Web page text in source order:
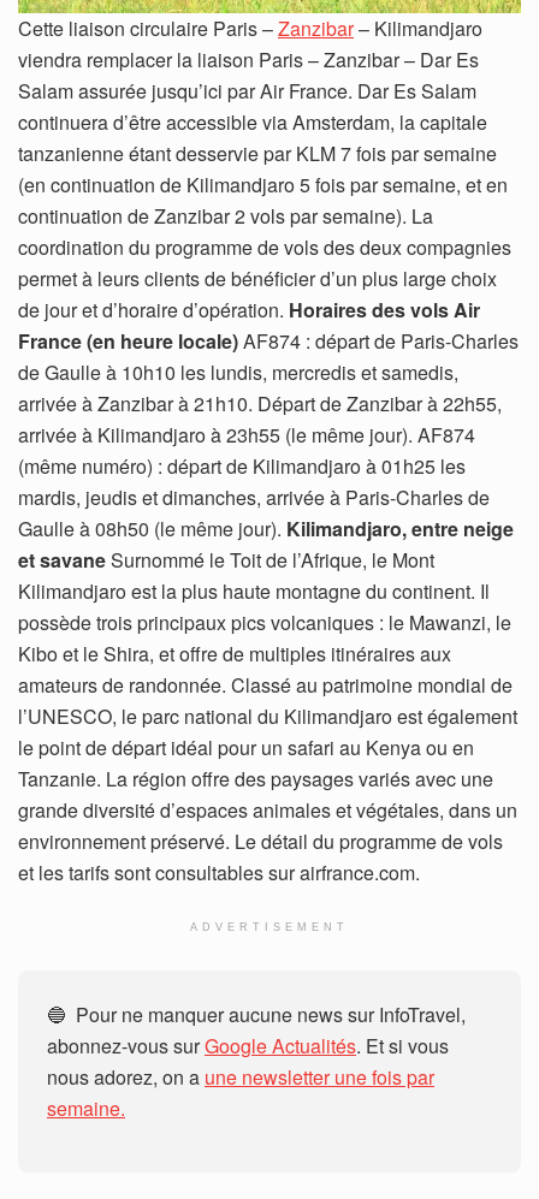
Cette liaison circulaire Paris –Zanzibar– Kilimandjaro
viendra remplacer la liaison Paris – Zanzibar – Dar Es
Salam assurée jusqu’ici par Air France. Dar Es Salam
continuera d’être accessible via Amsterdam, la capitale
tanzanienne étant desservie par KLM 7 fois par semaine
(en continuation de Kilimandjaro 5 fois par semaine, et en
continuation de Zanzibar 2 vols par semaine). La
coordination du programme de vols des deux compagnies
permet à leurs clients de bénéficier d’un plus large choix
de jour et d’horaire d’opération. Horaires des vols Air
France (en heure locale)AF874 : départ de Paris-Charles
de Gaulle à 10h10 les lundis, mercredis et samedis,
arrivée à Zanzibar à 21h10. Départ de Zanzibar à 22h55,
arrivée à Kilimandjaro à 23h55 (le même jour). AF874
(même numéro) : départ de Kilimandjaro à 01h25 les
mardis, jeudis et dimanches, arrivée à Paris-Charles de
Gaulle à 08h50 (le même jour). Kilimandjaro, entre neige
et savaneSurnommé le Toit de l’Afrique, le Mont
Kilimandjaro est la plus haute montagne du continent. Il
possède trois principaux pics volcaniques : le Mawanzi, le
Kibo et le Shira, et offre de multiples itinéraires aux
amateurs de randonnée. Classé au patrimoine mondial de
l’UNESCO, le parc national du Kilimandjaro est également
le point de départ idéal pour un safari au Kenya ou en
Tanzanie. La région offre des paysages variés avec une
grande diversité d’espaces animales et végétales, dans un
environnement préservé. Le détail du programme de vols
et les tarifs sont consultables sur airfrance.com.
ADVERTISEMENT
🔵 Pour ne manquer aucune news sur InfoTravel,
abonnez-vous surGoogle Actualités. Et si vous
nous adorez, on a une newsletter une fois par
semaine.